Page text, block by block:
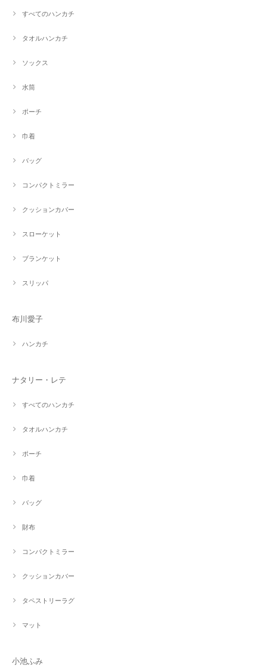
すべてのハンカチ
タオルハンカチ
ソックス
水筒
ポーチ
巾着
バッグ
コンパクトミラー
クッションカバー
スローケット
ブランケット
スリッパ
布川愛子
ハンカチ
ナタリー・レテ
すべてのハンカチ
タオルハンカチ
ポーチ
巾着
バッグ
財布
コンパクトミラー
クッションカバー
タペストリーラグ
マット
小池ふみ